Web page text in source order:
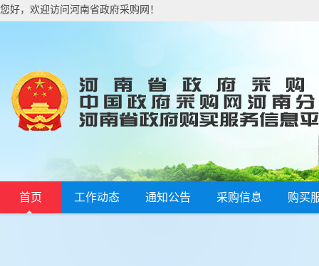
您好，欢迎访问河南省政府采购网！
首页 工作动态 通知公告 采购信息 购买